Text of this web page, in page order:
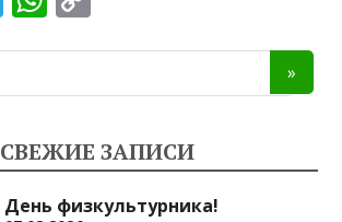
gr
a
m
s
A
p
p
y
Li
n
k
СВЕЖИЕ ЗАПИСИ
День физкультурника!